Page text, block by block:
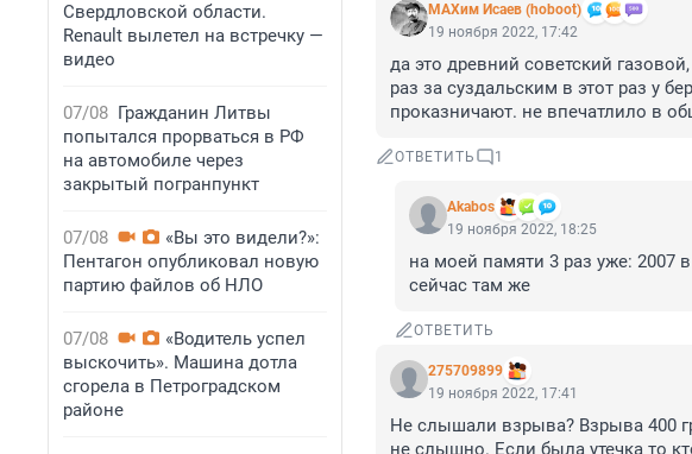
Свердловской области.
Renault вылетел на встречку —
видео
07/08 Гражданин Литвы
попытался прорваться в РФ
на автомобиле через
закрытый погранпункт
07/08
«Вы это видели?»:
Пентагон опубликовал новую
партию файлов об НЛО
07/08
«Водитель успел
выскочить». Машина дотла
сгорела в Петроградском
районе
МАХим Исаев (hoboot)
19 ноября 2022, 17:42
да это древний советский
раз за суздальским в этот раз у
проказничают. не впечатлило в
ОТВЕТИТЬ 1
Akabos
19 ноября 2022, 18:25
на моей памяти 3 раз уже: 2007
сейчас там же
ОТВЕТИТЬ
275709899
19 ноября 2022, 17:41
Не слышали взрыва? Взрыва 400
не слышно. Если была утечка то